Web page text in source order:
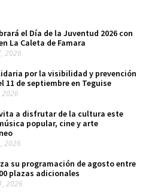
el Día de la Juventud 2026 con
La Caleta de Famara
2026
por la visibilidad y prevención
11 de septiembre en Teguise
2026
a disfrutar de la cultura este
popular, cine y arte
2026
su programación de agosto entre
plazas adicionales
2026